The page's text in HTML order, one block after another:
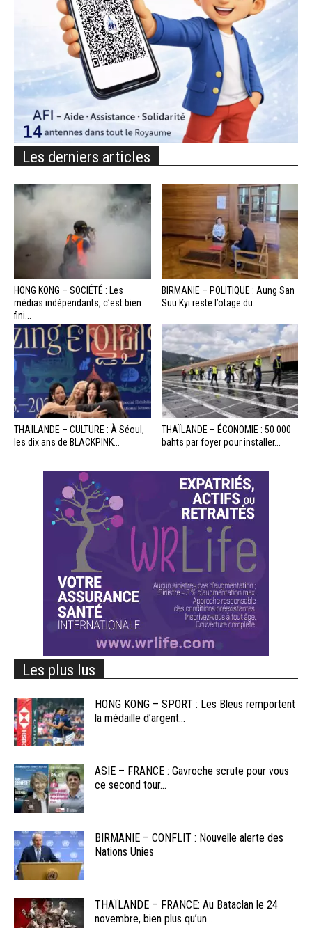
Les derniers articles
HONG KONG – SOCIÉTÉ : Les
médias indépendants, c’est bien
fini...
BIRMANIE – POLITIQUE : Aung San
Suu Kyi reste l’otage du...
THAÏLANDE – CULTURE : À Séoul,
les dix ans de BLACKPINK...
THAÏLANDE – ÉCONOMIE : 50 000
bahts par foyer pour installer...
Les plus lus
HONG KONG – SPORT : Les Bleus remportent
la médaille d’argent...
ASIE – FRANCE : Gavroche scrute pour vous
ce second tour...
BIRMANIE – CONFLIT : Nouvelle alerte des
Nations Unies
THAÏLANDE – FRANCE: Au Bataclan le 24
novembre, bien plus qu’un...